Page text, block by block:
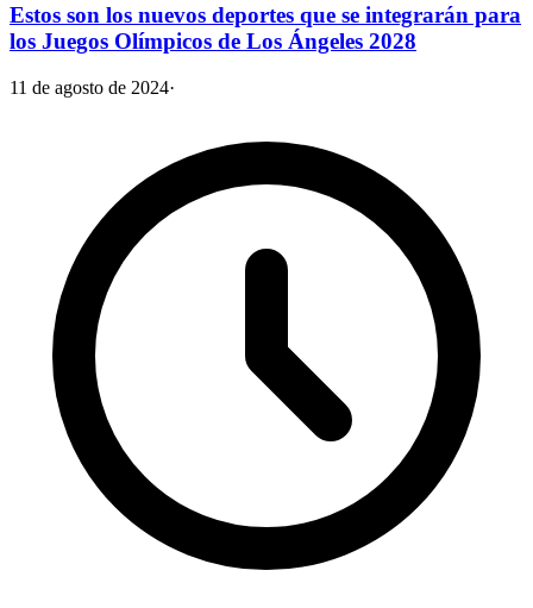
Estos son los nuevos deportes que se integrarán para
los Juegos Olímpicos de Los Ángeles 2028
11 de agosto de 2024·